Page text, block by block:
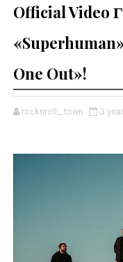
Official Video
One Out»!
rocknroll_town 3